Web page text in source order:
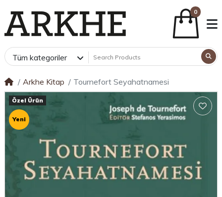
0
Tüm kategoriler
Arkhe Kitap Tournefort Seyahatnamesi
Özel Ürün
Yeni